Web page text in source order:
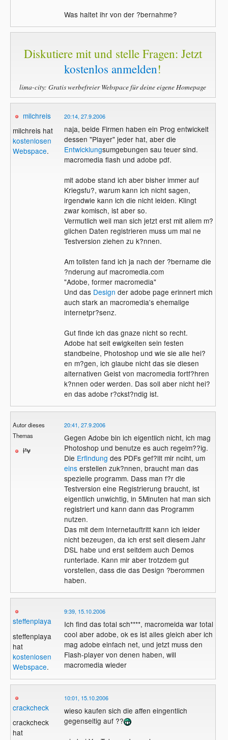
Was haltet ihr von der ?bernahme?
Diskutiere mit und stelle Fragen: Jetzt
kostenlos anmelden!
lima-city: Gratis werbefreier Webspace für deine eigene Homepage
milchreis
milchreis hat
kostenlosen
Webspace.
20:14, 27.9.2006
naja, beide Firmen haben ein Prog entwickelt
dessen "Player" jeder hat, aber die
Entwicklungsumgebungen sau teuer sind.
macromedia flash und adobe pdf.
mit adobe stand ich aber bisher immer auf
Kriegsfu?, warum kann ich nicht sagen,
irgendwie kann ich die nicht leiden. Klingt
zwar komisch, ist aber so.
Vermutlich weil man sich jetzt erst mit allem m?
glichen Daten registrieren muss um mal ne
Testversion ziehen zu k?nnen.
Am tollsten fand ich ja nach der ?bername die
?nderung auf macromedia.com
"Adobe, former macromedia"
Und das Design der adobe page erinnert mich
auch stark an macromedia's ehemalige
internetpr?senz.
Gut finde ich das gnaze nicht so recht.
Adobe hat seit ewigkeiten sein festen
standbeine, Photoshop und wie sie alle hei?
en m?gen, ich glaube nicht das sie diesen
alternativen Geist von macromedia fortf?hren
k?nnen oder werden. Das soll aber nicht hei?
en das adobe r?ckst?ndig ist.
Autor dieses
Themas
l*v
20:41, 27.9.2006
Gegen Adobe bin ich eigentlich nicht, ich mag
Photoshop und benutze es auch regelm??ig.
Die Erfindung des PDFs gef?llt mir nciht, um
einserstellen zuk?nnen, braucht man das
spezielle programm. Dass man f?r die
Testversion eine Registrierung braucht, ist
eigentlich unwichtig, in 5Minuten hat man sich
registriert und kann dann das Programm
nutzen.
Das mit dem Internetauftritt kann ich leider
nicht bezeugen, da ich erst seit diesem Jahr
DSL habe und erst seitdem auch Demos
runterlade. Kann mir aber trotzdem gut
vorstellen, dass die das Design ?berommen
haben.
steffenplaya
steffenplaya
hat
kostenlosen
Webspace.
9:39, 15.10.2006
Ich find das total sch****, macromeida war total
cool aber adobe, ok es ist alles gleich aber ich
mag adobe einfach net, und jetzt muss den
Flash-player von denen haben, will
macromedia wieder
crackcheck
crackcheck
hat
10:01, 15.10.2006
wieso kaufen sich die affen eingentlich
gegenseitig auf ??